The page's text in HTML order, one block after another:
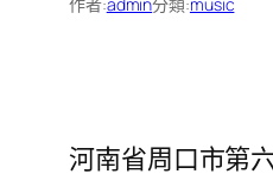
作者:admin分類:music
河南省周口市第